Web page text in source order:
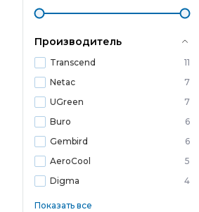
Производитель
Transcend
11
Netac
7
UGreen
7
Buro
6
Gembird
6
AeroCool
5
Digma
4
Показать все